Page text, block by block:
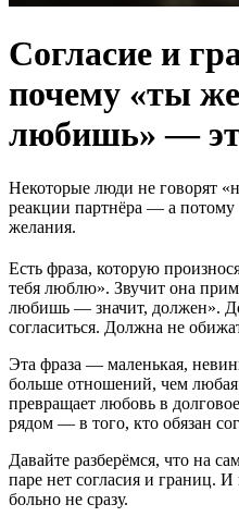
Согласие и
почему «ты
любишь» —
Некоторые люди не говорят
реакции партнёра — а потому
желания.
Есть фраза, которую
тебя люблю». Звучит она
любишь — значит, должен».
согласиться. Должна не
Эта фраза — маленькая,
больше отношений, чем
превращает любовь в
рядом — в того, кто обязан
Давайте разберёмся, что на
паре нет согласия и границ.
больно не сразу.